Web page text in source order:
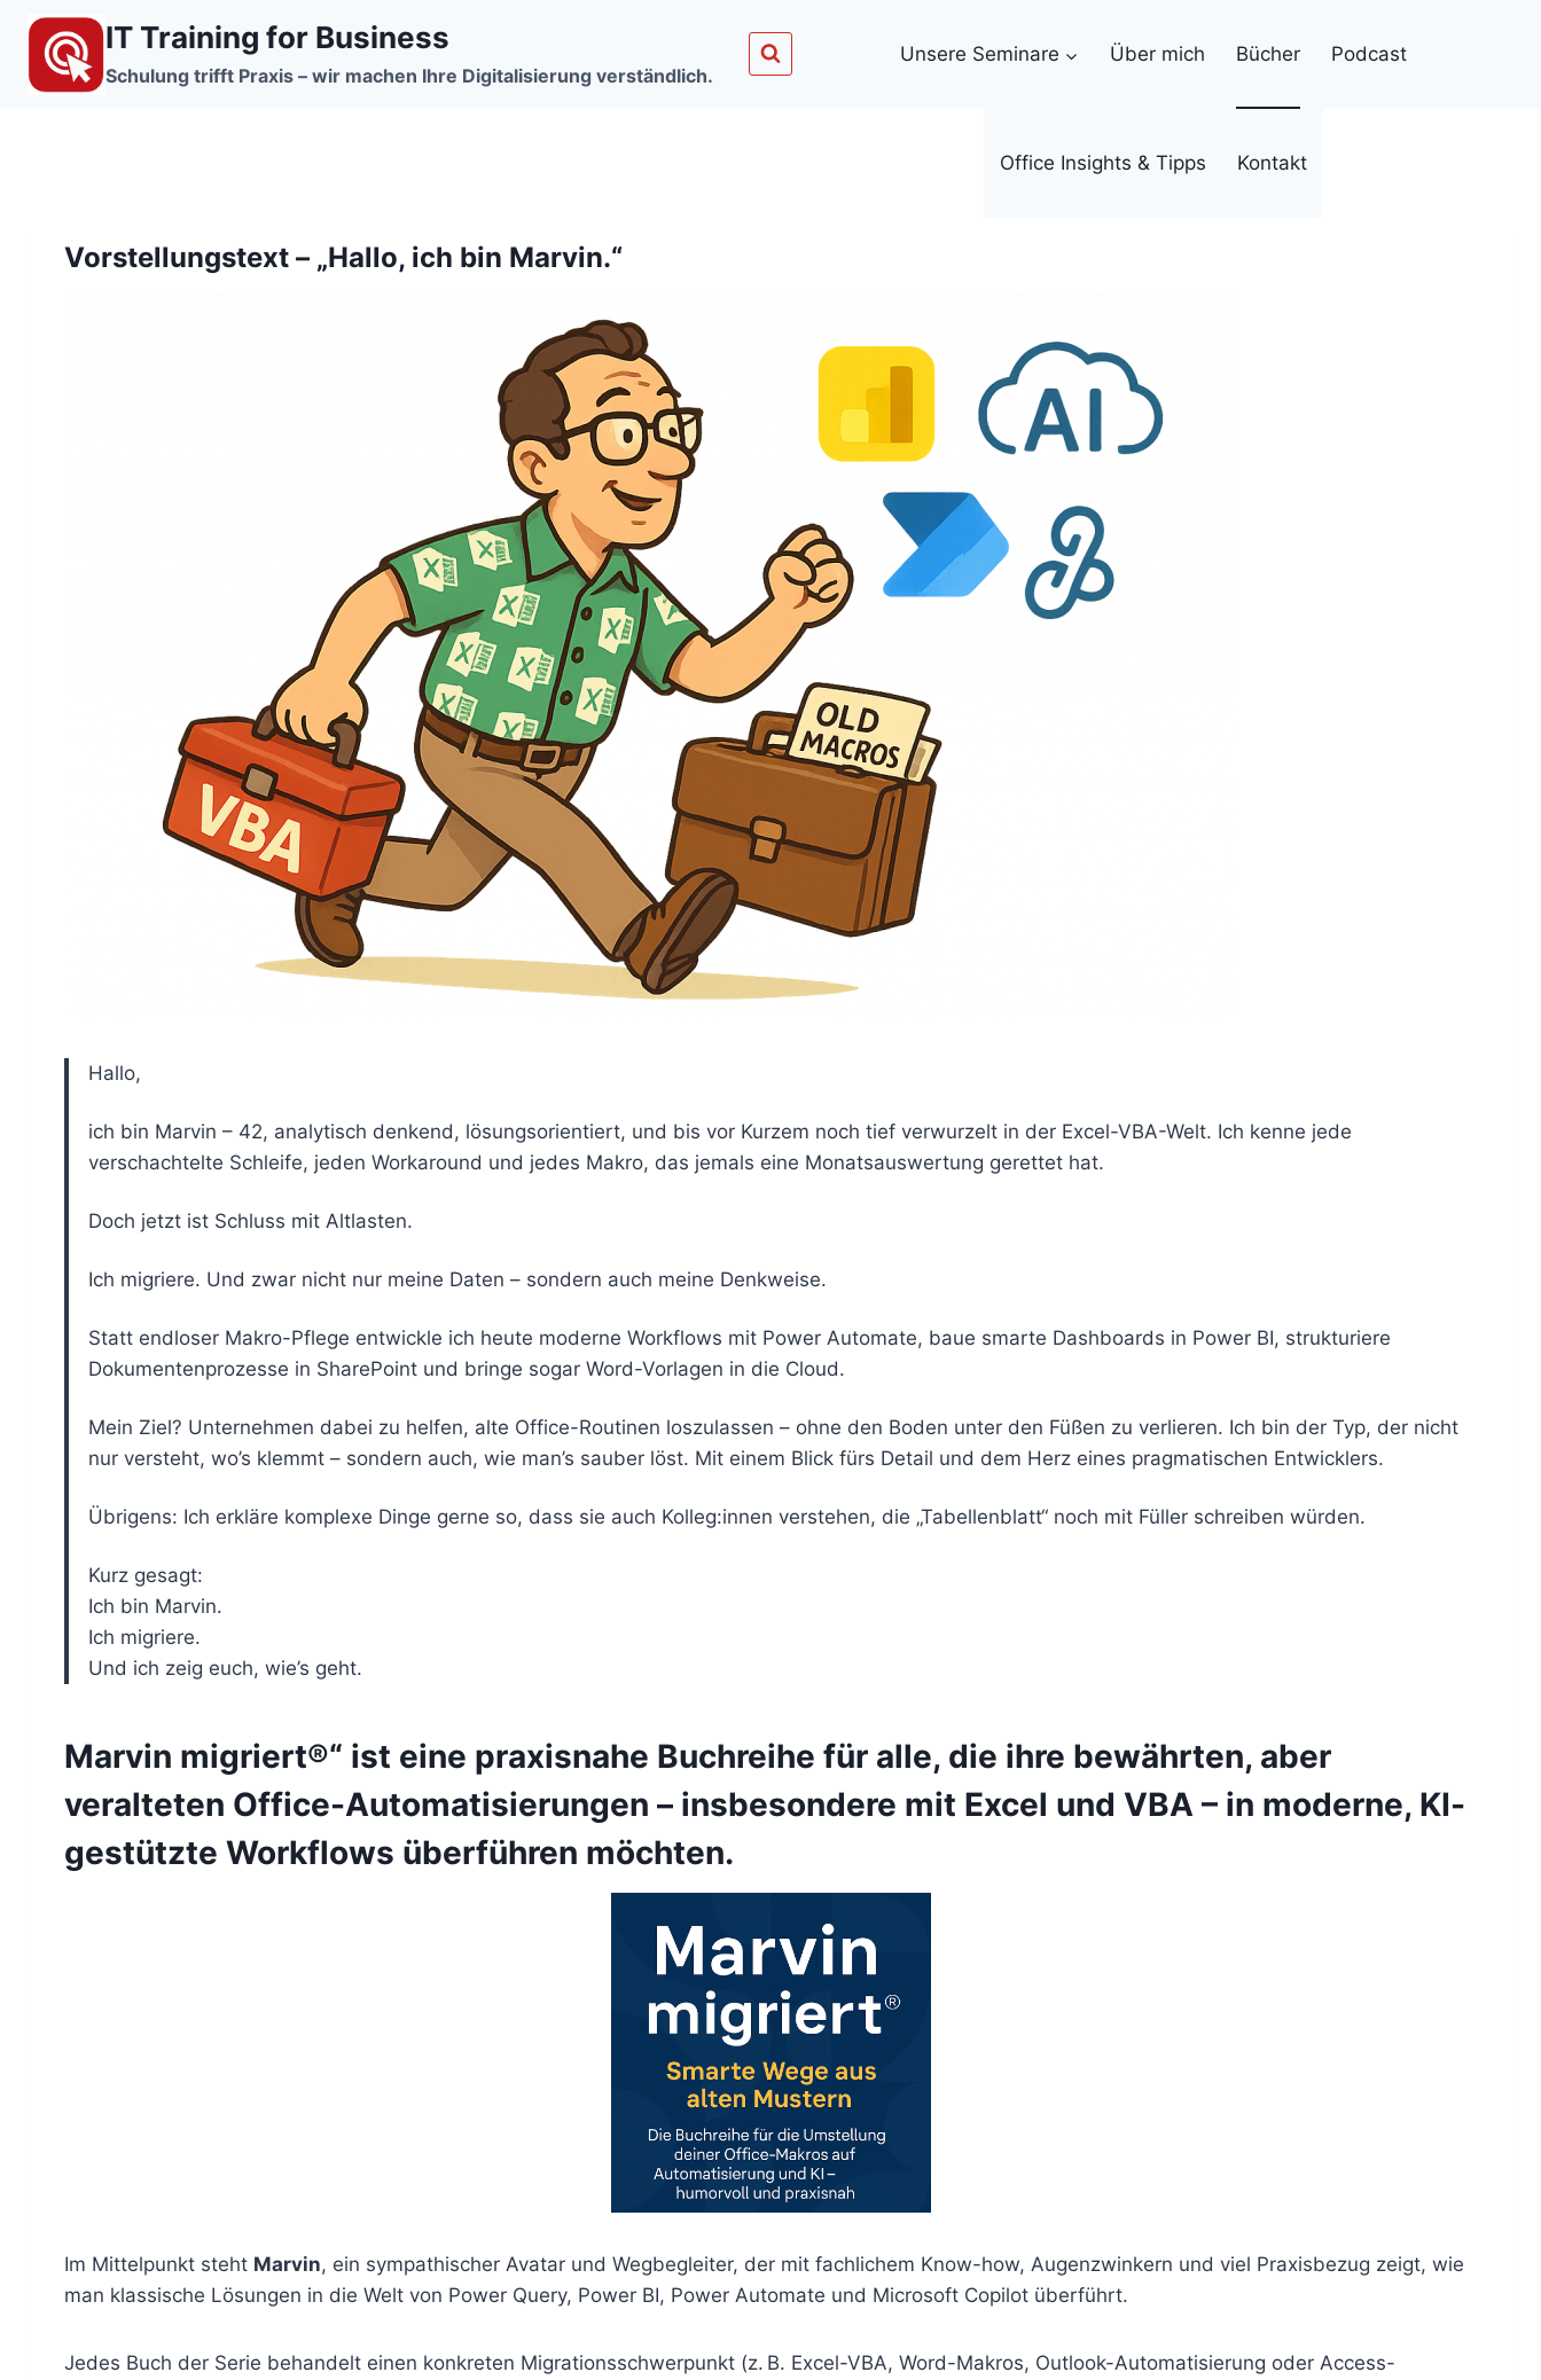
Zum
Inhalt
springen
IT Training for Business
Schulung trifft Praxis – wir machen Ihre Digitalisierung verständlich.
Unsere Seminare Über mich Bücher Podcast
Office Insights & Tipps Kontakt
Vorstellungstext – „Hallo, ich bin Marvin.“
Hallo,
ich bin Marvin – 42, analytisch denkend, lösungsorientiert, und bis vor Kurzem noch tief verwurzelt in der Excel-VBA-Welt. Ich kenne jede
verschachtelte Schleife, jeden Workaround und jedes Makro, das jemals eine Monatsauswertung gerettet hat.
Doch jetzt ist Schluss mit Altlasten.
Ich migriere. Und zwar nicht nur meine Daten – sondern auch meine Denkweise.
Statt endloser Makro-Pflege entwickle ich heute moderne Workflows mit Power Automate, baue smarte Dashboards in Power BI, strukturiere
Dokumentenprozesse in SharePoint und bringe sogar Word-Vorlagen in die Cloud.
Mein Ziel? Unternehmen dabei zu helfen, alte Office-Routinen loszulassen – ohne den Boden unter den Füßen zu verlieren. Ich bin der Typ, der nicht
nur versteht, wo’s klemmt – sondern auch, wie man’s sauber löst. Mit einem Blick fürs Detail und dem Herz eines pragmatischen Entwicklers.
Übrigens: Ich erkläre komplexe Dinge gerne so, dass sie auch Kolleg:innen verstehen, die „Tabellenblatt“ noch mit Füller schreiben würden.
Kurz gesagt:
Ich bin Marvin.
Ich migriere.
Und ich zeig euch, wie’s geht.
Marvin migriert®“ ist eine praxisnahe Buchreihe für alle, die ihre bewährten, aber
veralteten Office-Automatisierungen – insbesondere mit Excel und VBA – in moderne, KI-
gestützte Workflows überführen möchten.
Im Mittelpunkt steht Marvin, ein sympathischer Avatar und Wegbegleiter, der mit fachlichem Know-how, Augenzwinkern und viel Praxisbezug zeigt, wie
man klassische Lösungen in die Welt von Power Query, Power BI, Power Automate und Microsoft Copilot überführt.
Jedes Buch der Serie behandelt einen konkreten Migrationsschwerpunkt (z. B. Excel-VBA, Word-Makros, Outlook-Automatisierung oder Access-